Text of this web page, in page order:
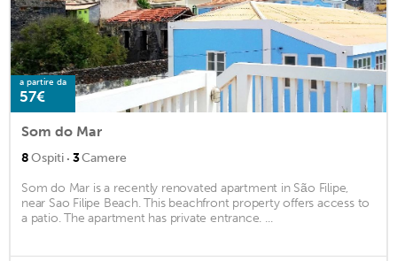
a partire da
57€
Som do Mar
8Ospiti · 3Camere
Som do Mar is a recently renovated apartment in São Filipe,
near Sao Filipe Beach. This beachfront property offers access to
a patio. The apartment has private entrance. ...